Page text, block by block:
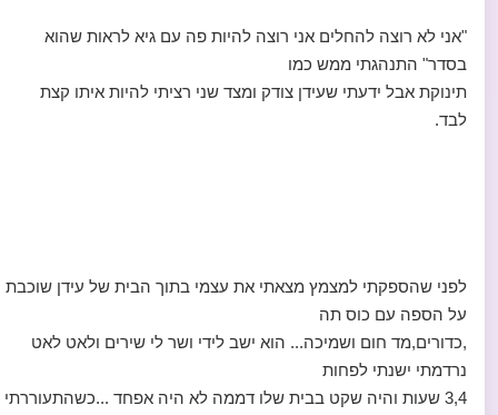
"אני לא רוצה להחלים אני רוצה להיות פה עם גיא לראות שהוא
בסדר" התנהגתי ממש כמו
תינוקת אבל ידעתי שעידן צודק ומצד שני רציתי להיות איתו קצת
לבד.
לפני שהספקתי למצמץ מצאתי את עצמי בתוך הבית של עידן שוכבת
על הספה עם כוס תה
,כדורים,מד חום ושמיכה... הוא ישב לידי ושר לי שירים ולאט לאט
נרדמתי ישנתי לפחות
3,4 שעות והיה שקט בבית שלו דממה לא היה אפחד ...כשהתעוררתי